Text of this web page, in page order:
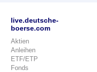
live.deutsche-
boerse.com
Aktien
Anleihen
ETF/ETP
Fonds